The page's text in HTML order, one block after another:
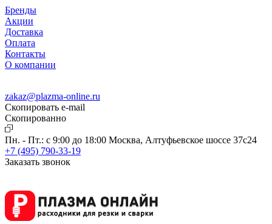
Бренды
Акции
Доставка
Оплата
Контакты
О компании
zakaz@plazma-online.ru
Скопировать e-mail
Cкопированно
Пн. - Пт.: с 9:00 до 18:00 Москва, Алтуфьевское шоссе 37с24
+7 (495) 790-33-19
Заказать звонок